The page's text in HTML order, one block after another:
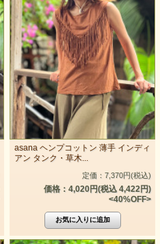
asana ヘンプコットン 薄手 インディ
アン タンク・草木...
定価：7,370円(税込)
価格：4,020円(税込 4,422円)
<40%OFF>